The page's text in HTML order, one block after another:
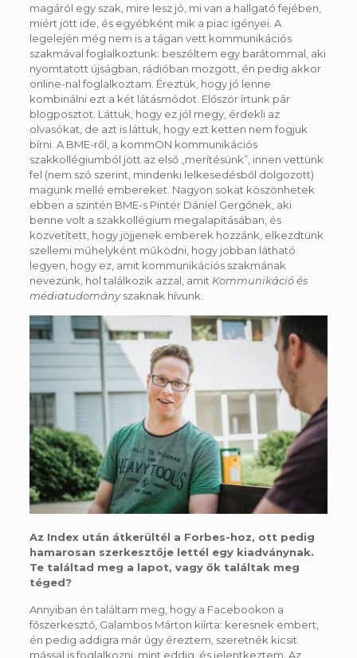
magáról egy szak, mire lesz jó, mi van a hallgató fejében,
miért jött ide, és egyébként mik a piac igényei. A
legelején még nem is a tágan vett kommunikációs
szakmával foglalkoztunk: beszéltem egy barátommal, aki
nyomtatott újságban, rádióban mozgott, én pedig akkor
online-nal foglalkoztam. Éreztük, hogy jó lenne
kombinálni ezt a két látásmódot. Először írtunk pár
blogposztot. Láttuk, hogy ez jól megy, érdekli az
olvasókat, de azt is láttuk, hogy ezt ketten nem fogjuk
bírni. A BME-ről, a kommON kommunikációs
szakkollégiumból jött az első „merítésünk”, innen vettünk
fel (nem szó szerint, mindenki lelkesedésből dolgozott)
magunk mellé embereket. Nagyon sokat köszönhetek
ebben a szintén BME-s Pintér Dániel Gergőnek, aki
benne volt a szakkollégium megalapításában, és
közvetített, hogy jöjjenek emberek hozzánk, elkezdtünk
szellemi műhelyként működni, hogy jobban látható
legyen, hogy ez, amit kommunikációs szakmának
nevezünk, hol találkozik azzal, amit Kommunikáció és
médiatudományszaknak hívunk.
Az Index után átkerültél a Forbes-hoz, ott pedig
hamarosan szerkesztője lettél egy kiadványnak.
Te találtad meg a lapot, vagy ők találtak meg
téged?
Annyiban én találtam meg, hogy a Facebookon a
főszerkesztő, Galambos Márton kiírta: keresnek embert,
én pedig addigra már úgy éreztem, szeretnék kicsit
mással is foglalkozni, mint eddig, és jelentkeztem. Az